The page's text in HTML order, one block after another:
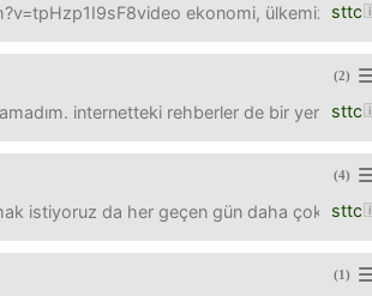
sttc
ekonomi, ülkemiz,
(2)
sttc
internetteki rehberler de bir yere
(4)
sttc
istiyoruz da her geçen gün daha çok şeyi
(1)